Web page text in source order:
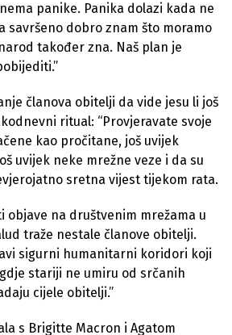
panike. Panika dolazi kada ne
savršeno dobro znam što moramo
također zna. Naš plan je
članova obitelji da vide jesu li još
ritual: “Provjeravate svoje
kao pročitane, još uvijek
uvijek neke mrežne veze i da su
sretna vijest tijekom rata.
objave na društvenim mrežama u
traže nestale članove obitelji.
sigurni humanitarni koridori koji
stariji ne umiru od srčanih
cijele obitelji.”
s Brigitte Macron i Agatom